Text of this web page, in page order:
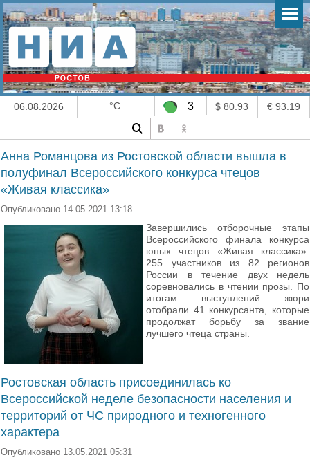
06.08.2026 °C 3 $ 80.93 € 93.19
Анна Романцова из Ростовской области вышла в
полуфинал Всероссийского конкурса чтецов
«Живая классика»
Опубликовано 14.05.2021 13:18
Завершились отборочные этапы
Всероссийского финала конкурса
юных чтецов «Живая классика».
255 участников из 82 регионов
России в течение двух недель
соревновались в чтении прозы. По
итогам выступлений жюри
отобрали 41 конкурсанта, которые
продолжат борьбу за звание
лучшего чтеца страны.
Ростовская область присоединилась ко
Всероссийской неделе безопасности населения и
территорий от ЧС природного и техногенного
характера
Опубликовано 13.05.2021 05:31